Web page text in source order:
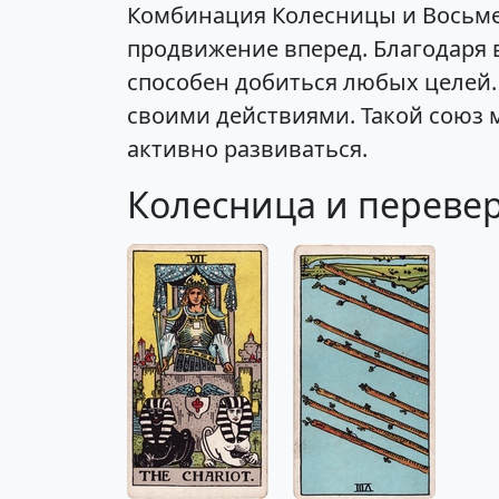
Комбинация Колесницы и
продвижение вперед.
способен добиться любых
своими действиями. Такой союз
активно развиваться.
Колесница и